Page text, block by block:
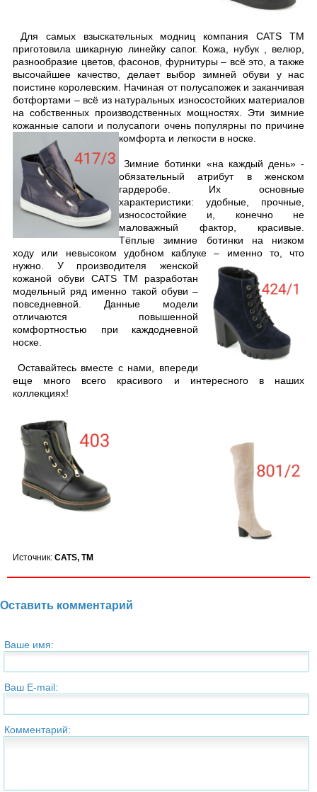
Для самых взыскательных модниц компания CATS TM
приготовила шикарную линейку сапог. Кожа, нубук , велюр,
разнообразие цветов, фасонов, фурнитуры – всё это, а также
высочайшее качество, делает выбор зимней обуви у нас
поистине королевским. Начиная от полусапожек и заканчивая
ботфортами – всё из натуральных износостойких материалов
на собственных производственных мощностях. Эти зимние
кожанные сапоги и полусапоги очень популярны по причине
комфорта и легкости в носке.
Зимние ботинки «на каждый день» -
обязательный атрибут в женском
гардеробе. Их основные
характеристики: удобные, прочные,
износостойкие и, конечно не
маловажный фактор, красивые.
Тёплые зимние ботинки на низком
ходу или невысоком удобном каблуке – именно то, что
нужно. У производителя женской
кожаной обуви CATS TM разработан
модельный ряд именно такой обуви –
повседневной.
Данные модели
отличаются повышенной
комфортностью при каждодневной
носке.
Оставайтесь вместе с нами, впереди
еще много всего красивого и интересного в наших
коллекциях!
Источник: CATS, TM
Оставить комментарий
Ваше имя:
Ваш E-mail:
Комментарий: